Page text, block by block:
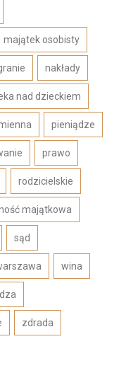
majątek osobisty
nakłady
nad dzieckiem
pieniądze
prawo
rodzicielskie
majątkowa
sąd
wina
zdrada